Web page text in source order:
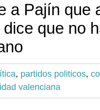
a Pajín que
que no
, partidos politicos,
valenciana